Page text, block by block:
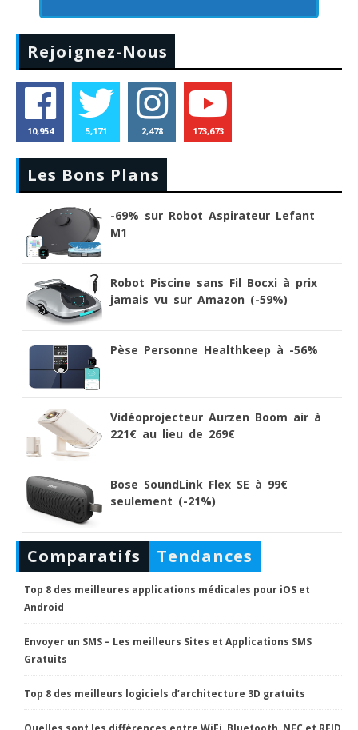
Rejoignez-Nous
10,954 5,171 2,478 173,673
Les Bons Plans
-69% sur Robot Aspirateur Lefant
M1
Robot Piscine sans Fil Bocxi à prix
jamais vu sur Amazon (-59%)
Pèse Personne Healthkeep à -56%
Vidéoprojecteur Aurzen Boom air à
221€ au lieu de 269€
Bose SoundLink Flex SE à 99€
seulement (-21%)
Comparatifs Tendances
Top 8 des meilleures applications médicales pour iOS et
Android
Envoyer un SMS – Les meilleurs Sites et Applications SMS
Gratuits
Top 8 des meilleurs logiciels d’architecture 3D gratuits